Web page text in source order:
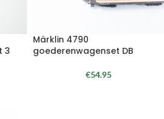
3
Märklin 4790
goederenwagenset DB
€54.95